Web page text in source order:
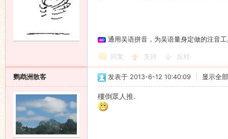
通用吴语拼音，为吴语量身定做的注音
回复 支持 反对
鹦鹉洲散客 发表于 2013-6-12 10:40:09 显示全
樓倒眾人推.